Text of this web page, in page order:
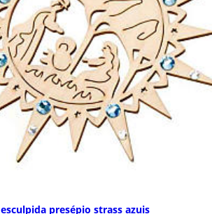
presépio strass azuis